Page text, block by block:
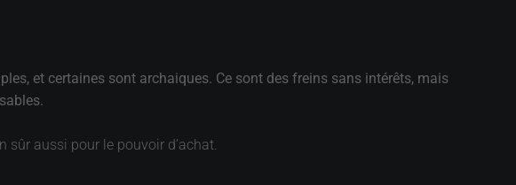
et certaines sont archaiques. Ce sont des freins sans intérêts, mais
sûr aussi pour le pouvoir d’achat.